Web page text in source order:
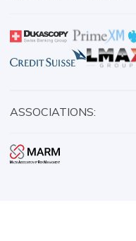
ASSOCIATIONS: